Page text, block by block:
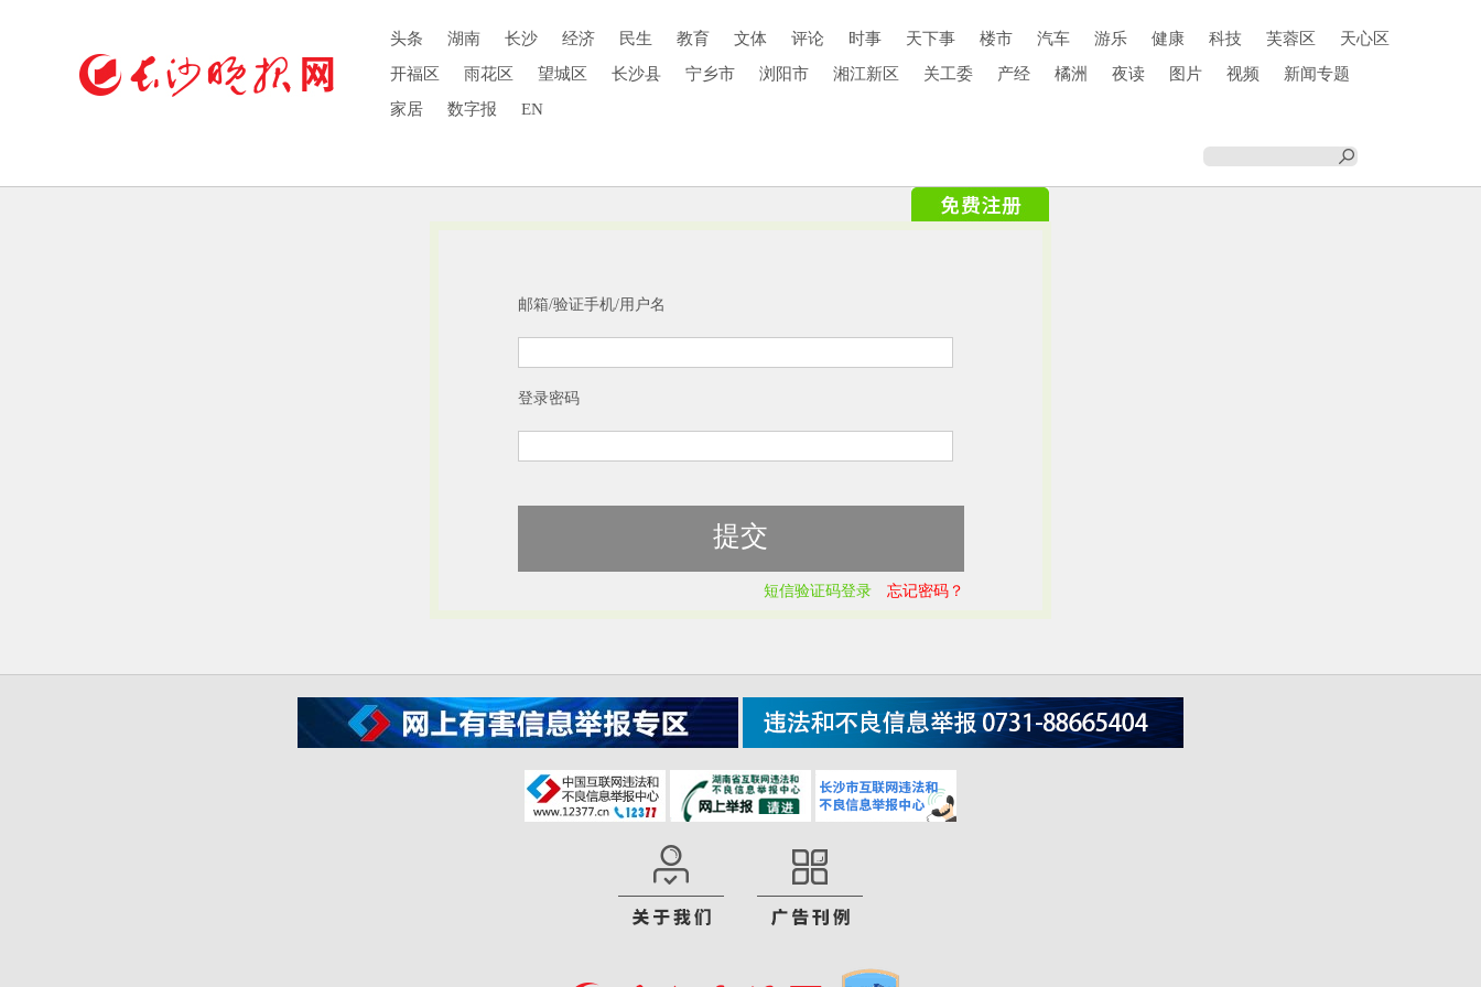
头条 湖南 长沙 经济 民生 教育 文体 评论 时事 天下事 楼市 汽车 游乐 健康 科技 芙蓉区
天心区
开福区
雨花区 望城区 长沙县 宁乡市 浏阳市 湘江新区 关工委 产经 橘洲 夜读 图片 视频
新闻专题
家居
数字报 EN
邮箱/验证手机/用户名
登录密码
短信验证码登录 忘记密码？